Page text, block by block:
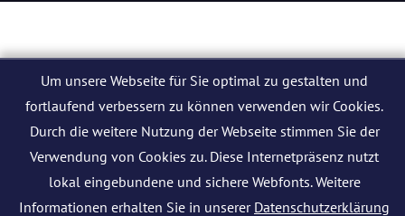
Um unsere Webseite für Sie optimal zu gestalten und
fortlaufend verbessern zu können verwenden wir Cookies.
Durch die weitere Nutzung der Webseite stimmen Sie der
Verwendung von Cookies zu. Diese Internetpräsenz nutzt
lokal eingebundene und sichere Webfonts. Weitere
Informationen erhalten Sie in unserer Datenschutzerklärung